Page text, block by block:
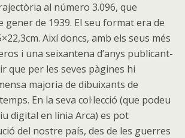
al número 3.096, que
gener de 1939. El seu format era de
Així doncs, amb els seus més
i una seixantena d’anys publicant-
que per les seves pàgines hi
majoria de dibuixants de
En la seva col·lecció (que podeu
digital en línia Arca) es pot
del nostre país, des de les guerres